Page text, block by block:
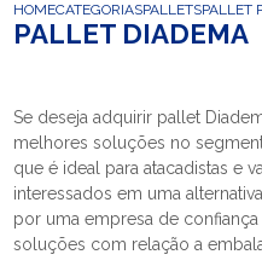
HOMECATEGORIASPALLETSPALLET
PALLET DIADEMA
Se deseja adquirir pallet
melhores soluções no
que é ideal para atacadistas e
interessados em uma
por uma empresa de
soluções com relação a